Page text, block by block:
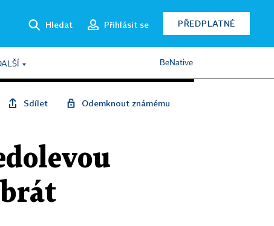
Hledat Přihlásit se PŘEDPLATNÉ
BeNative
Sdílet Odemknout známému
brát